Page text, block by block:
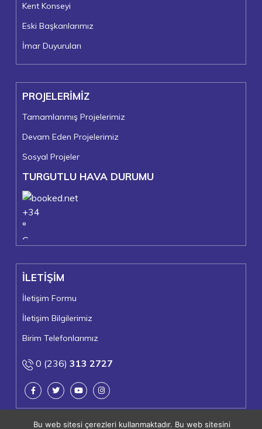
Kent Konseyi
Eski Başkanlarımız
İmar Duyuruları
PROJELERİMİZ
Tamamlanmış Projelerimiz
Devam Eden Projelerimiz
Sosyal Projeler
TURGUTLU HAVA DURUMU
+34
°
C
Turgutlu
Pazar, 09
İLETİŞİM
İletişim Formu
İletişim Bilgilerimiz
Birim Telefonlarımız
0 (236) 313 2727
Bu web sitesi çerezleri kullanmaktadır. Bu web sitesini